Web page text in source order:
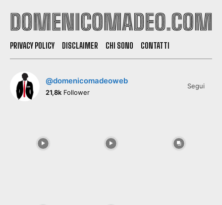
PRIVACY POLICY DISCLAIMER CHI SONO CONTATTI
@domenicomadeoweb
21,8k Follower
Segui